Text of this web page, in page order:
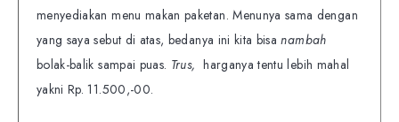
menyediakan menu makan paketan. Menunya sama dengan
yang saya sebut di atas, bedanya ini kita bisanambah
bolak-balik sampai puas. Trus, harganya tentu lebih mahal
yakni Rp. 11.500,-00.